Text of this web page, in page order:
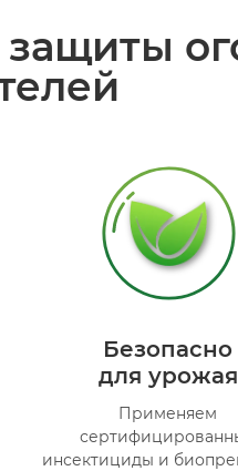
Безопасно
для урожая
Применяем
инсектициды и